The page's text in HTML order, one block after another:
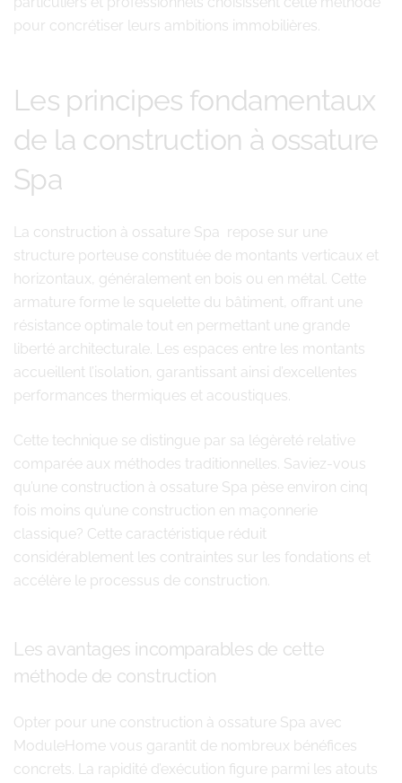
pour concrétiser leurs ambitions immobilières.
Les principes fondamentaux
de la construction à ossature
Spa
La construction à ossature Spa repose sur une
structure porteuse constituée de montants verticaux et
horizontaux, généralement en bois ou en métal. Cette
armature forme le squelette du bâtiment, offrant une
résistance optimale tout en permettant une grande
liberté architecturale. Les espaces entre les montants
accueillent l’isolation, garantissant ainsi d’excellentes
performances thermiques et acoustiques.
Cette technique se distingue par sa légèreté relative
comparée aux méthodes traditionnelles. Saviez-vous
qu’une construction à ossature Spa pèse environ cinq
fois moins qu’une construction en maçonnerie
classique? Cette caractéristique réduit
considérablement les contraintes sur les fondations et
accélère le processus de construction.
Les avantages incomparables de cette
méthode de construction
Opter pour une construction à ossature Spa avec
ModuleHome vous garantit de nombreux bénéfices
concrets. La rapidité d’exécution figure parmi les atouts